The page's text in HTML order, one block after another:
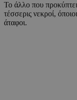
Το άλλο που
τέσσερις νεκροί,
άταφοι.